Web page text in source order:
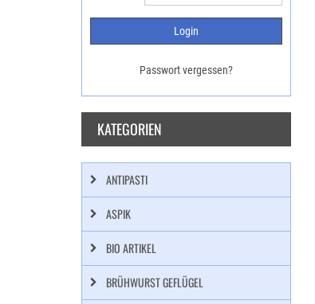
Passwort vergessen?
KATEGORIEN
ANTIPASTI
ASPIK
BIO ARTIKEL
BRÜHWURST GEFLÜGEL